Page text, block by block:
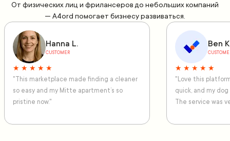
От физических лиц и фрилансеров до небольших компаний
— A4ord помогает бизнесу развиваться.
Hanna L.
CUSTOMER
★ ★ ★ ★ ★
"This marketplace made finding a cleaner
so easy and my Mitte apartment’s so
pristine now."
Ben
★ ★ ★ ★ ★
"Love this
quick, and my
The service was